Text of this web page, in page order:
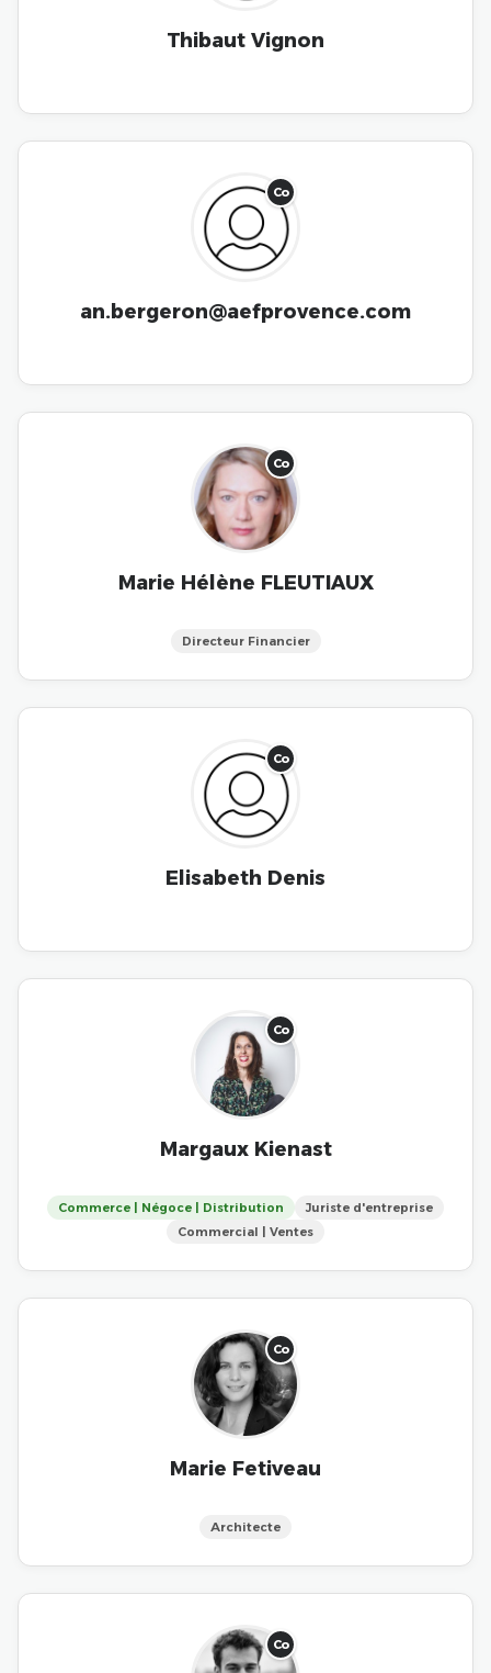
Thibaut Vignon
Co
an.bergeron@aefprovence.com
Co
Marie Hélène FLEUTIAUX
Directeur Financier
Co
Elisabeth Denis
Co
Margaux Kienast
Commerce | Négoce | Distribution
Juriste d'entreprise
Commercial | Ventes
Co
Marie Fetiveau
Architecte
Co